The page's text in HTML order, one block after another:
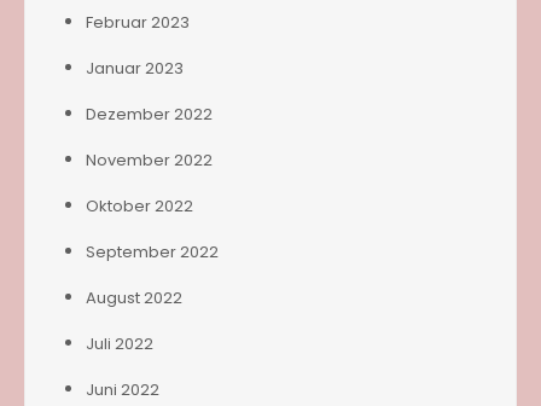
Februar 2023
Januar 2023
Dezember 2022
November 2022
Oktober 2022
September 2022
August 2022
Juli 2022
Juni 2022